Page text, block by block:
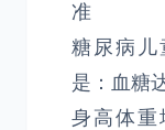
准
糖尿病儿
是：血糖
身高体重